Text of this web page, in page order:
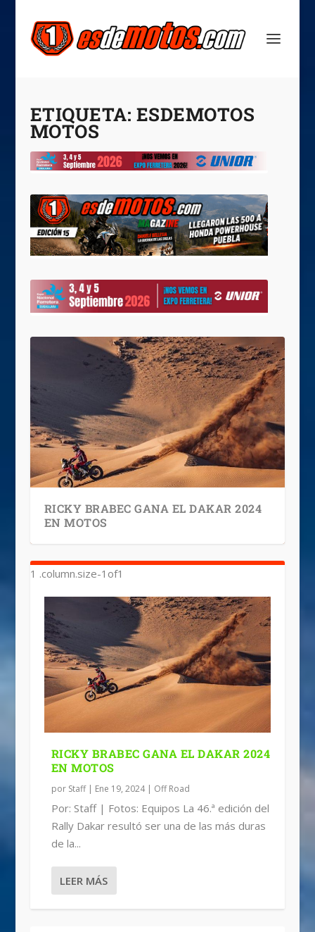
ETIQUETA: ESDEMOTOS
MOTOS
RICKY BRABEC GANA EL DAKAR 2024
EN MOTOS
RICKY BRABEC GANA EL DAKAR 2024
EN MOTOS
por Staff| Ene 19, 2024| Off Road
Por: Staff | Fotos: Equipos La 46.ª edición del
Rally Dakar resultó ser una de las más duras
de la...
LEER MÁS